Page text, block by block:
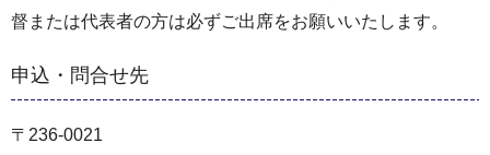
督または代表者の方は必ずご出席をお願いいたします。
申込・問合せ先
〒236-0021